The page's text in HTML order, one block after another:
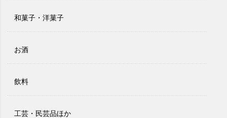
和菓子・洋菓子
お酒
飲料
工芸・民芸品ほか